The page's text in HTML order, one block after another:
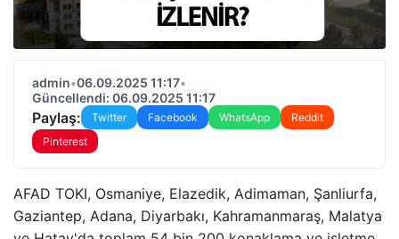
admin•06.09.2025 11:17•
Güncellendi: 06.09.2025 11:17
Paylaş: Twitter Facebook WhatsApp
Reddit
Pinterest
AFAD TOKI, Osmaniye, Elazedik, Adimaman, Şanliurfa,
Gaziantep, Adana, Diyarbakı, Kahramanmaraş, Malatya